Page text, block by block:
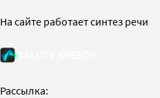
На сайте работает синтез речи
Рассылка: